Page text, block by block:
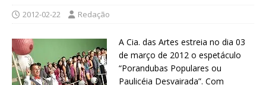
2012-02-22 Redação
A Cia. das Artes estreia no dia 03
de março de 2012 o espetáculo
“Porandubas Populares ou
Paulicéia Desvairada”. Com